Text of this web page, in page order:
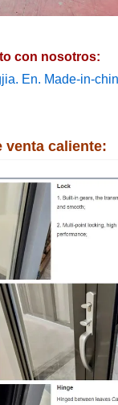
con nosotros:
En. Made-in-
venta caliente: